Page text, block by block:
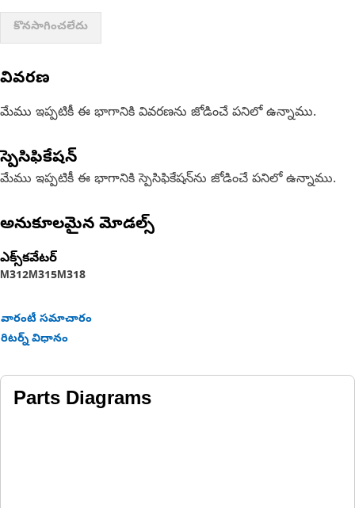
కొనసాగించలేదు
వివరణ
మేము ఇప్పటికీ ఈ భాగానికి వివరణను జోడించే పనిలో ఉన్నాము.
స్పెసిఫికేషన్
మేము ఇప్పటికీ ఈ భాగానికి స్పెసిఫికేషన్‌ను జోడించే పనిలో ఉన్నాము.
అనుకూలమైన మోడల్స్
ఎక్స్‌కవేటర్
M312M315M318
వారంటీ సమాచారం
రిటర్న్ విధానం
Parts Diagrams